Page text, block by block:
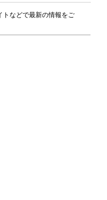
トなどで最新の情報をご